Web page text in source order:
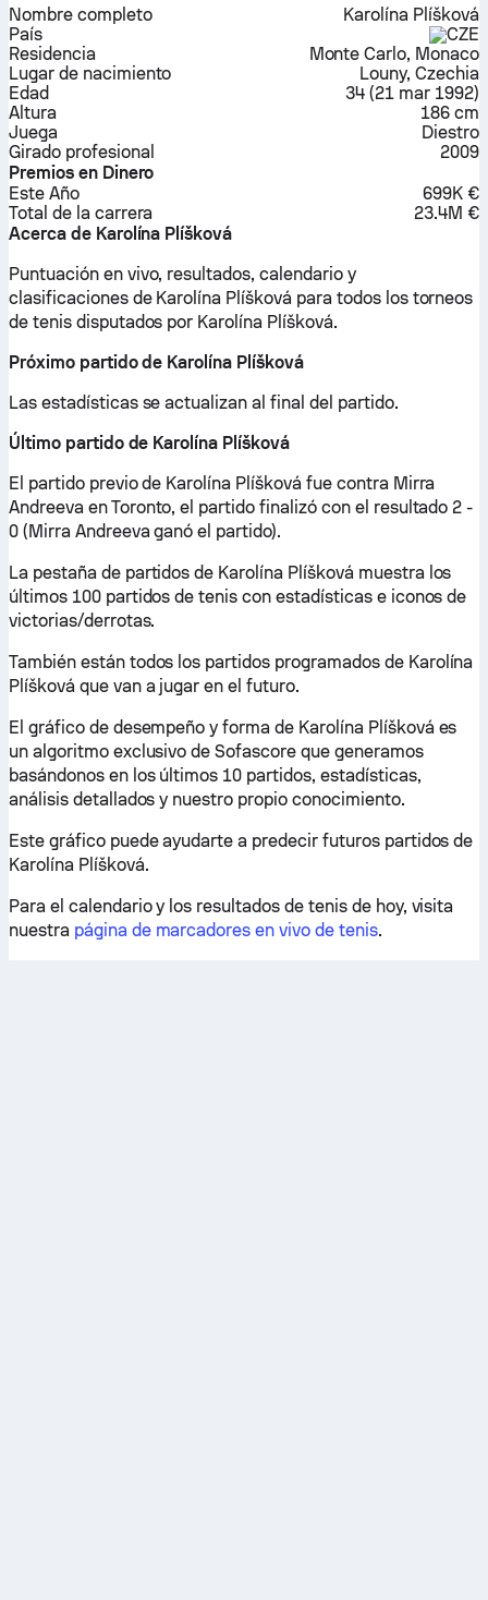
Nombre completo
Karolína Plíšková
País
CZE
Residencia
Monte Carlo, Monaco
Lugar de nacimiento
Louny, Czechia
Edad
34 (21 mar 1992)
Altura
186 cm
Juega
Diestro
Girado profesional
2009
Premios en Dinero
Este Año
699K €
Total de la carrera
23.4M €
Acerca de Karolína Plíšková
Puntuación en vivo, resultados, calendario y
clasificaciones de Karolína Plíšková para todos los torneos
de tenis disputados por Karolína Plíšková.
Próximo partido de Karolína Plíšková
Las estadísticas se actualizan al final del partido.
Último partido de Karolína Plíšková
El partido previo de Karolína Plíšková fue contra Mirra
Andreeva en Toronto, el partido finalizó con el resultado 2 -
0 (Mirra Andreeva ganó el partido).
La pestaña de partidos de Karolína Plíšková muestra los
últimos 100 partidos de tenis con estadísticas e iconos de
victorias/derrotas.
También están todos los partidos programados de Karolína
Plíšková que van a jugar en el futuro.
El gráfico de desempeño y forma de Karolína Plíšková es
un algoritmo exclusivo de Sofascore que generamos
basándonos en los últimos 10 partidos, estadísticas,
análisis detallados y nuestro propio conocimiento.
Este gráfico puede ayudarte a predecir futuros partidos de
Karolína Plíšková.
Para el calendario y los resultados de tenis de hoy, visita
nuestra página de marcadores en vivo de tenis.